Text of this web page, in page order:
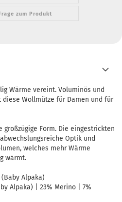
zum Produkt
Wärme vereint. Voluminös und
Wollmütze für Damen und für
Form. Die eingestrickten
Optik und
welches mehr Wärme
wärmt.
Alpaka)
Alpaka) | 23% Merino | 7%